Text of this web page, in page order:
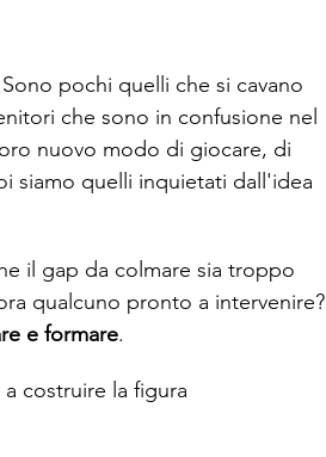
pochi quelli che si cavano
che sono in confusione nel
nuovo modo di giocare, di
siamo quelli inquietati dall'idea
il gap da colmare sia troppo
qualcuno pronto a intervenire?
e formare.
costruire la figura